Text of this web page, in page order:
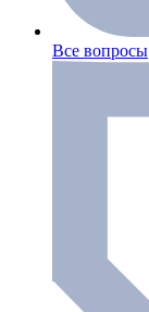
Все вопросы